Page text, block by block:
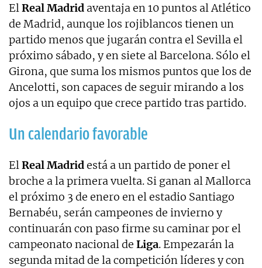
ElReal Madrid aventaja en 10 puntos al Atlético
de Madrid, aunque los rojiblancos tienen un
partido menos que jugarán contra el Sevilla el
próximo sábado, y en siete al Barcelona. Sólo el
Girona, que suma los mismos puntos que los de
Ancelotti, son capaces de seguir mirando a los
ojos a un equipo que crece partido tras partido.
Un calendario favorable
ElReal Madridestá a un partido de poner el
broche a la primera vuelta. Si ganan al Mallorca
el próximo 3 de enero en el estadio Santiago
Bernabéu, serán campeones de invierno y
continuarán con paso firme su caminar por el
campeonato nacional de Liga. Empezarán la
segunda mitad de la competición líderes y con